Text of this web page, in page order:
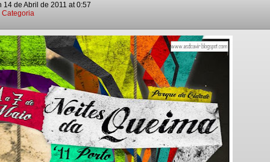
14 de Abril de 2011 at0:57
Categoria